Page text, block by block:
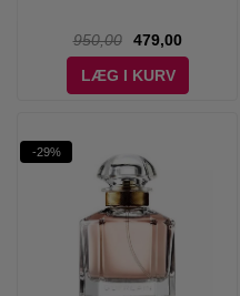
950,00
479,00
LÆG I KURV
-29%